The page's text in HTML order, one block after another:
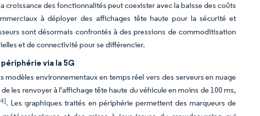
croissance des fonctionnalités peut coexister avec la baisse des coûts
à déployer des affichages tête haute pour la sécurité et
sont désormais confrontés à des pressions de commoditisation
et de connectivité pour se différencier.
via la 5G
environnementaux en temps réel vers des serveurs en nuage
les renvoyer à l'affichage tête haute du véhicule en moins de 100 ms,
. Les graphiques traités en périphérie permettent des marqueurs de